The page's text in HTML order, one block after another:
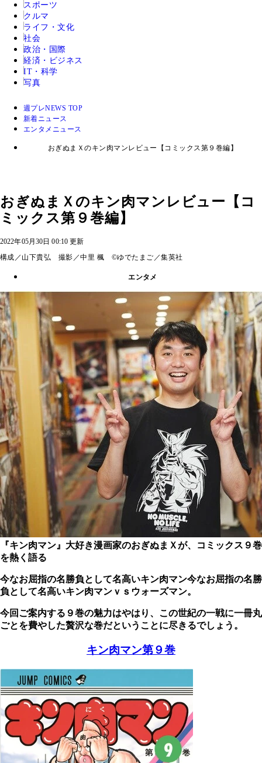
スポーツ
クルマ
ライフ・文化
社会
政治・国際
経済・ビジネス
IT・科学
写真
週プレNEWS TOP
新着ニュース
エンタメニュース
おぎぬまＸのキン肉マンレビュー【コミックス第９巻編】
おぎぬまＸのキン肉マンレビュー【コ
ミックス第９巻編】
2022年05月30日 00:10 更新
構成／山下貴弘 撮影／中里 楓 ©ゆでたまご／集英社
エンタメ
『キン肉マン』大好き漫画家のおぎぬまＸが、コミックス９巻
を熱く語る
今なお屈指の名勝負として名高いキン肉マン今なお屈指の名勝
負として名高いキン肉マンｖｓウォーズマン。
今回ご案内する９巻の魅力はやはり、この世紀の一戦に一冊丸
ごとを費やした贅沢な巻だということに尽きるでしょう。
キン肉マン第９巻